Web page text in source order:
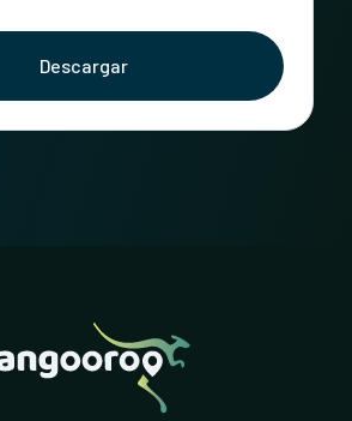
Descargar